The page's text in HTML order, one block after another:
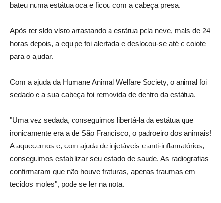
bateu numa estátua oca e ficou com a cabeça presa.
Após ter sido visto arrastando a estátua pela neve, mais de 24
horas depois, a equipe foi alertada e deslocou-se até o coiote
para o ajudar.
Com a ajuda da Humane Animal Welfare Society, o animal foi
sedado e a sua cabeça foi removida de dentro da estátua.
"Uma vez sedada, conseguimos libertá-la da estátua que
ironicamente era a de São Francisco, o padroeiro dos animais!
A aquecemos e, com ajuda de injetáveis ​​e anti-inflamatórios,
conseguimos estabilizar seu estado de saúde. As radiografias
confirmaram que não houve fraturas, apenas traumas em
tecidos moles", pode se ler na nota.